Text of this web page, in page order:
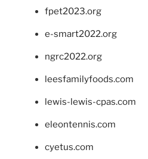
fpet2023.org
e-smart2022.org
ngrc2022.org
leesfamilyfoods.com
lewis-lewis-cpas.com
eleontennis.com
cyetus.com